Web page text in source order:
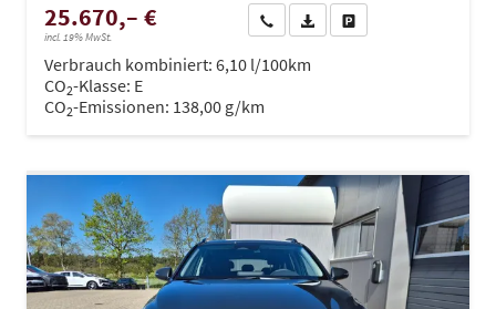
25.670,– €
incl. 19% MwSt.
Wir rufen Sie anPDF-Datei, Fahrzeugexposé
Verbrauch kombiniert: 6,10 l/100km
CO2-Klasse: E
CO2-Emissionen: 138,00 g/km